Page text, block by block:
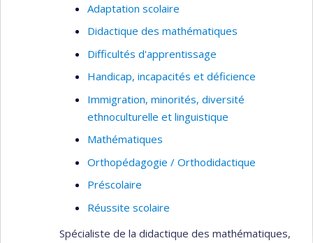
Analyse institutionnelle de l'enseignement
des notions mathématiques aux niveaux
postsecondaires
Formation et préparation de
postsecondaire
Adaptation scolaire
Didactique des mathématiques
Difficultés d'apprentissage
Handicap, incapacités et déficience
Immigration, minorités, diversité
ethnoculturelle et linguistique
Mathématiques
Orthopédagogie / Orthodidactique
Préscolaire
Réussite scolaire
Spécialiste de la didactique des mathématiques,